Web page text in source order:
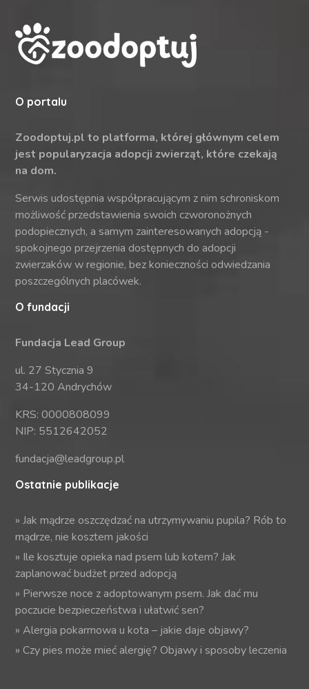
O portalu
Zoodoptuj.pl to platforma, której głównym celem
jest popularyzacja adopcji zwierząt, które czekają
na dom.
Serwis udostępnia współpracującym z nim schroniskom
możliwość przedstawienia swoich czworonożnych
podopiecznych, a samym zainteresowanych adopcją -
spokojnego przejrzenia dostępnych do adopcji
zwierzaków w regionie, bez konieczności odwiedzania
poszczególnych placówek.
O fundacji
Fundacja Lead Group
ul. 27 Stycznia 9
34-120 Andrychów
KRS: 0000808099
NIP: 5512642052
fundacja@leadgroup.pl
Ostatnie publikacje
»Jak mądrze oszczędzać na utrzymywaniu pupila? Rób to
mądrze, nie kosztem jakości
» Ile kosztuje opieka nad psem lub kotem? Jak
zaplanować budżet przed adopcją
» Pierwsze noce z adoptowanym psem. Jak dać mu
poczucie bezpieczeństwa i ułatwić sen?
»Alergia pokarmowa u kota – jakie daje objawy?
»Czy pies może mieć alergię? Objawy i sposoby leczenia